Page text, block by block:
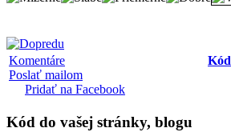
Komentáre
Poslať mailom
Pridať na Facebook
Kód
Kód do vašej stránky, blogu